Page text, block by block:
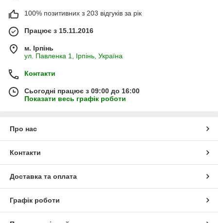
100% позитивних з 203 відгуків за рік
Працює з 15.11.2016
м. Ірпінь
ул. Павленка 1, Ірпінь, Україна
Контакти
Сьогодні працює з 09:00 до 16:00
Показати весь графік роботи
Про нас
Контакти
Доставка та оплата
Графік роботи